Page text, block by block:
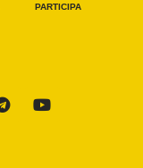
PARTICIPA